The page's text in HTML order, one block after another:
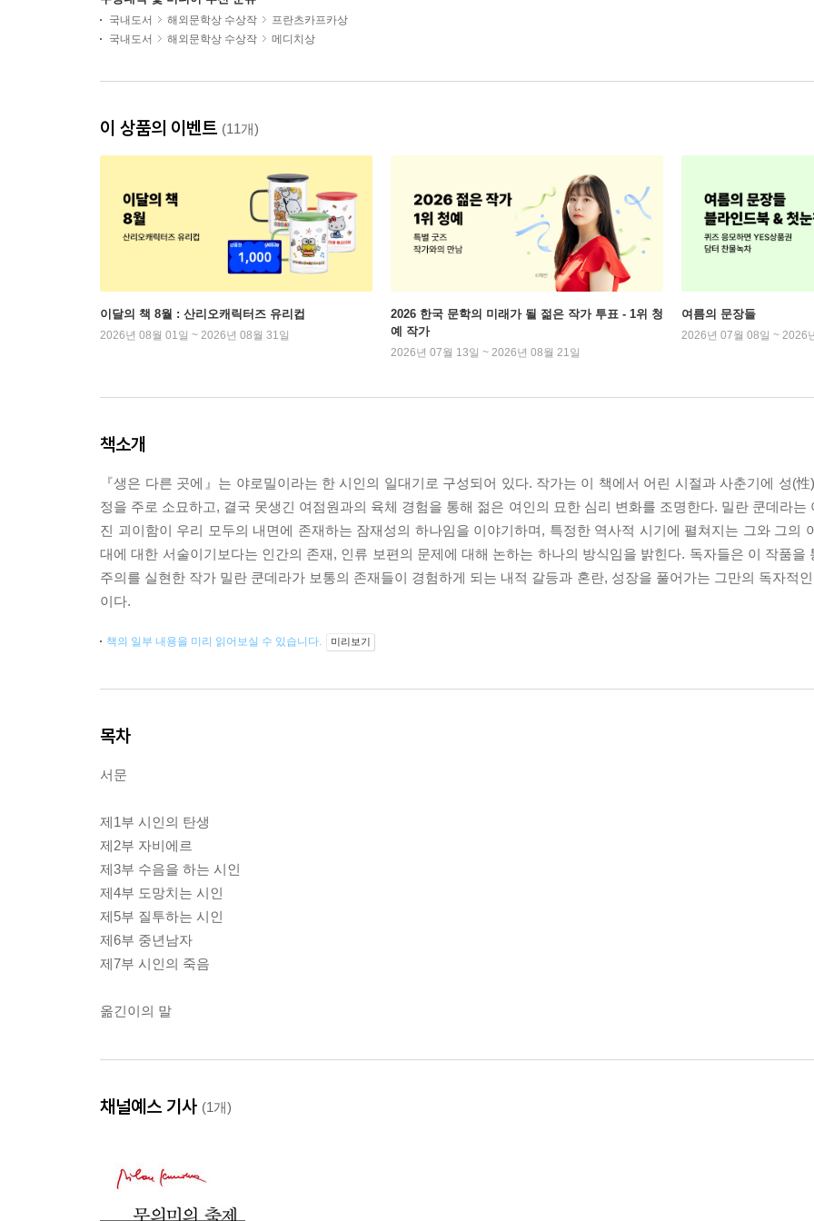
국내도서 해외문학상 수상작
프란츠카프카상
국내도서
해외문학상 수상작 메디치상
이 상품의 이벤트 (11개)
이달의 책 8월 : 산리오캐릭터즈 유리컵
2026년 08월 01일 ~ 2026년 08월 31일
2026 한국 문학의 미래가 될 젊은 작가 투표 - 1위 청
예 작가
2026년 07월 13일 ~ 2026년 08월 21일
여름의 문장들
2026년 07월 08일 ~ 2026
책소개
『생은 다른 곳에』는 야로밀이라는 한 시인의 일대기로 구성되어 있다. 작가는 이 책에서 어린 시절과 사춘기에 성(
정을 주로 소묘하고, 결국 못생긴 여점원과의 육체 경험을 통해 젊은 여인의 묘한 심리 변화를 조명한다. 밀란 쿤데라는
진 괴이함이 우리 모두의 내면에 존재하는 잠재성의 하나임을 이야기하며, 특정한 역사적 시기에 펼쳐지는 그와 그의
대에 대한 서술이기보다는 인간의 존재, 인류 보편의 문제에 대해 논하는 하나의 방식임을 밝힌다. 독자들은 이 작품을
주의를 실현한 작가 밀란 쿤데라가 보통의 존재들이 경험하게 되는 내적 갈등과 혼란, 성장을 풀어가는 그만의 독자적
이다.
책의 일부 내용을 미리 읽어보실 수 있습니다. 미리보기
목차
서문
제1부 시인의 탄생
제2부 자비에르
제3부 수음을 하는 시인
제4부 도망치는 시인
제5부 질투하는 시인
제6부 중년남자
제7부 시인의 죽음
옮긴이의 말
채널예스 기사 (1개)